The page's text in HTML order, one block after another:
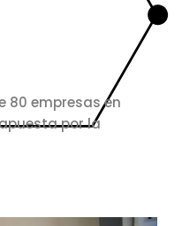
80 empresas en
por la